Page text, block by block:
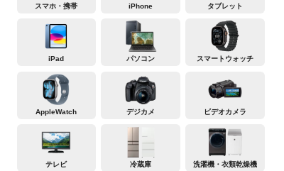
スマホ・携帯 iPhone タブレット
iPad パソコン スマートウォッチ
AppleWatch デジカメ ビデオカメラ
テレビ 冷蔵庫 洗濯機・衣類乾燥機